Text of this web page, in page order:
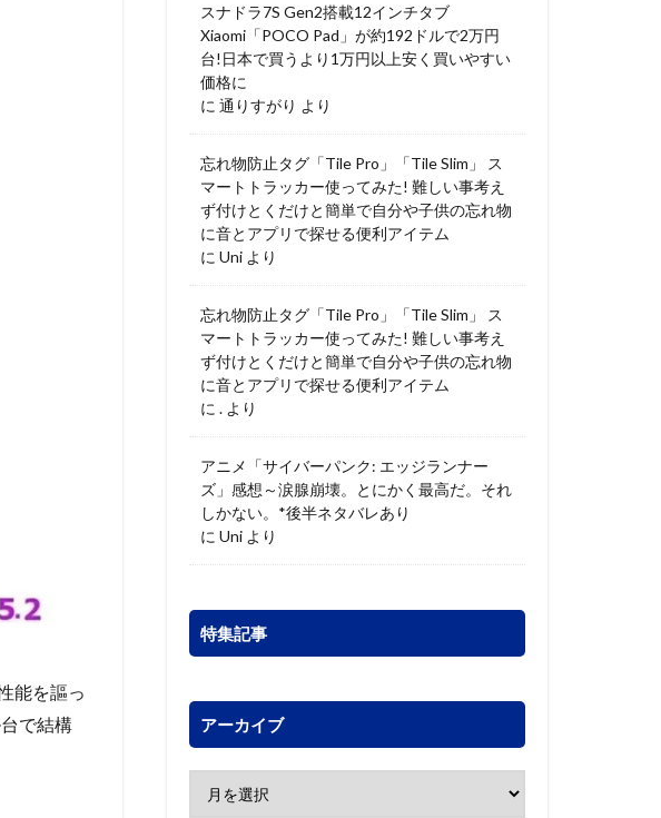
能を謳っ
で結構
スナドラ7S Gen2搭載12インチタブ
Xiaomi「POCO Pad」が約192ドルで2万円
台!日本で買うより1万円以上安く買いやすい
価格に
に 通りすがり より
忘れ物防止タグ「Tile Pro」「Tile Slim」 ス
マートトラッカー使ってみた! 難しい事考え
ず付けとくだけと簡単で自分や子供の忘れ物
に音とアプリで探せる便利アイテム
に Uni より
忘れ物防止タグ「Tile Pro」「Tile Slim」 ス
マートトラッカー使ってみた! 難しい事考え
ず付けとくだけと簡単で自分や子供の忘れ物
に音とアプリで探せる便利アイテム
に . より
アニメ「サイバーパンク: エッジランナー
ズ」感想～涙腺崩壊。とにかく最高だ。それ
しかない。*後半ネタバレあり
に Uni より
特集記事
アーカイブ